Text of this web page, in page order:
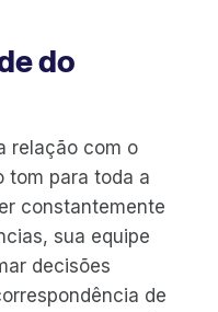
do
relação com o
tom para toda a
constantemente
sua equipe
decisões
de